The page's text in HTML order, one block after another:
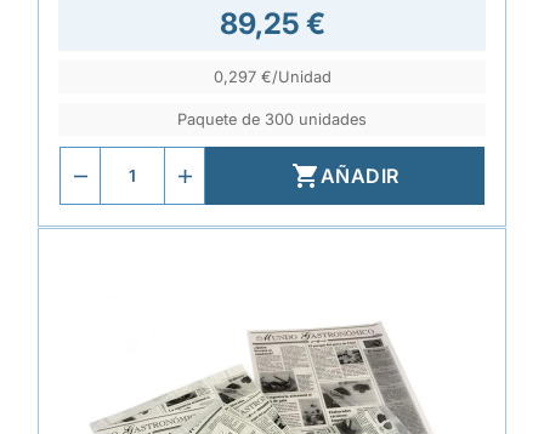
89,25 €
0,297 €/Unidad
Paquete de 300 unidades
AÑADIR